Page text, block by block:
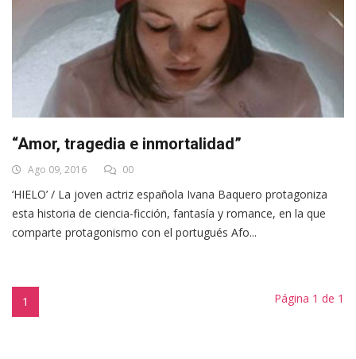
“Amor, tragedia e inmortalidad”
Ago 09, 2016 00
‘HIELO’ / La joven actriz española Ivana Baquero protagoniza
esta historia de ciencia-ficción, fantasía y romance, en la que
comparte protagonismo con el portugués Afo...
1 Página 1 de 1